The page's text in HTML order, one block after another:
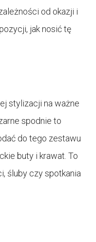
od okazji i
jak nosić tę
stylizacji na ważne
spodnie to
do tego zestawu
buty i krawat. To
śluby czy spotkania